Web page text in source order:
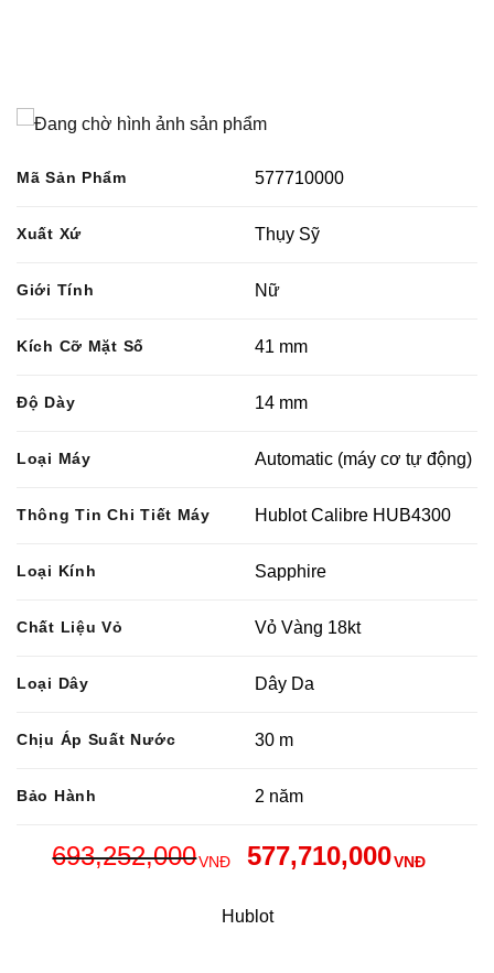
Mã Sản Phẩm 577710000
Xuất Xứ Thụy Sỹ
Giới Tính Nữ
Kích Cỡ Mặt Số 41 mm
Độ Dày 14 mm
Loại Máy Automatic (máy cơ tự động)
Thông Tin Chi Tiết Máy Hublot Calibre HUB4300
Loại Kính Sapphire
Chất Liệu Vỏ Vỏ Vàng 18kt
Loại Dây Dây Da
Chịu Áp Suất Nước 30 m
Bảo Hành 2 năm
693,252,000VNĐ 577,710,000VNĐ
Hublot